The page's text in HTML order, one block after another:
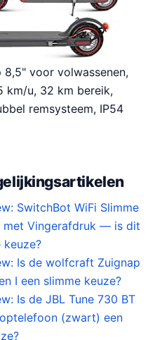
8,5" voor volwassenen,
km/u, 32 km bereik,
remsysteem, IP54
SwitchBot WiFi Slimme
met Vingerafdruk — is dit
keuze?
Is de wolfcraft Zuignap
I een slimme keuze?
Is de JBL Tune 730 BT
(zwart) een